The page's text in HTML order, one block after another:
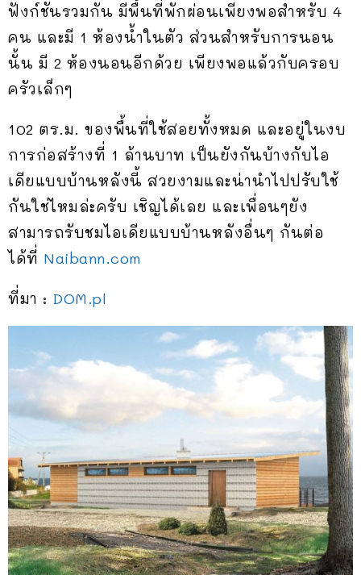
ฟังก์ชันรวมกัน มีพื้นที่พักผ่อนเพียงพอสำหรับ 4
คน และมี 1 ห้องน้ำในตัว ส่วนสำหรับการนอน
นั้น มี 2 ห้องนอนอีกด้วย เพียงพอแล้วกับครอบ
ครัวเล็กๆ
102 ตร.ม. ของพื้นที่ใช้สอยทั้งหมด และอยู่ในงบ
การก่อสร้างที่ 1 ล้านบาท เป็นยังกันบ้างกับไอ
เดียแบบบ้านหลังนี้ สวยงามและน่านำไปปรับใช้
กันใช่ไหมล่ะครับ เชิญได้เลย และเพื่อนๆยัง
สามารถรับชมไอเดียแบบบ้านหลังอื่นๆ กันต่อ
ได้ที่ Naibann.com
ที่มา : DOM.pl